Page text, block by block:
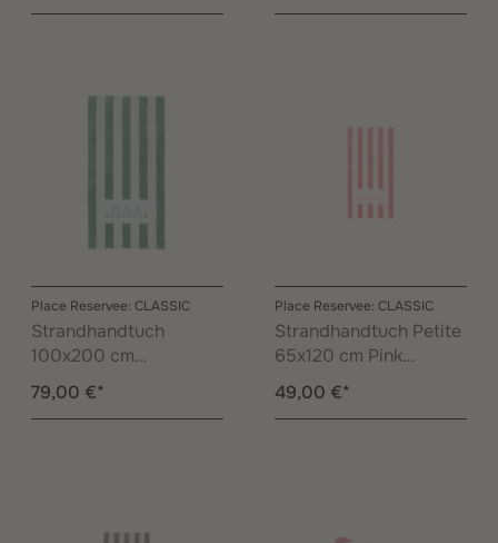
Place Reservee: CLASSIC
Strandhandtuch
100x200 cm
Eucalyptus
79,00 €*
Place Reservee: CLASSIC
Strandhandtuch Petite
65x120 cm Pink
Lemonade
49,00 €*